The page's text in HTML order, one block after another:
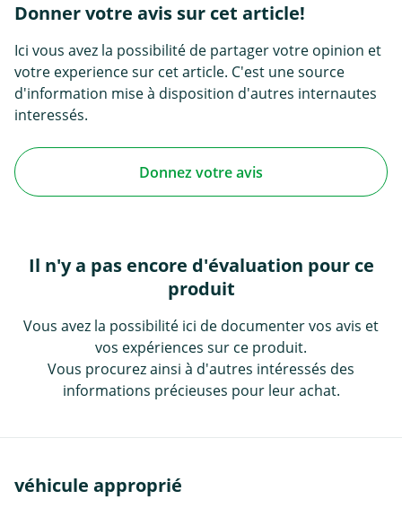
Donner votre avis sur cet article!
Ici vous avez la possibilité de partager votre opinion et
votre experience sur cet article. C'est une source
d'information mise à disposition d'autres internautes
interessés.
Donnez votre avis
Il n'y a pas encore d'évaluation pour ce
produit
Vous avez la possibilité ici de documenter vos avis et
vos expériences sur ce produit.
Vous procurez ainsi à d'autres intéressés des
informations précieuses pour leur achat.
véhicule approprié